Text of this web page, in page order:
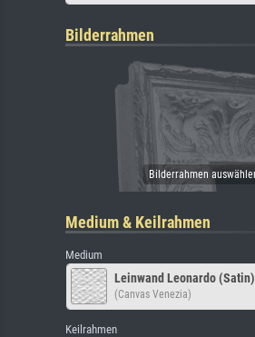
Bilderrahmen
Medium & Keilrahmen
Medium
Leinwand Leonardo (Satin)
(Canvas Venezia)
Keilrahmen